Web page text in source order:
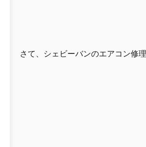
さて、シェビーバンのエアコン修